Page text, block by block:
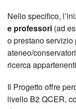
Nello specifico,
e professori (ad
o prestano servizio
ateneo/
ricerca
Il Progetto offre
livello B2 QCER,